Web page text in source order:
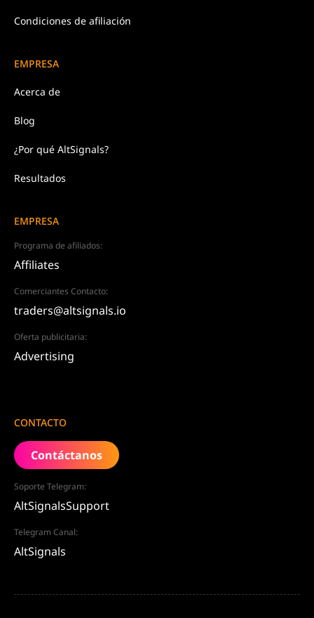
Condiciones de afiliación
EMPRESA
Acerca de
Blog
¿Por qué AltSignals?
Resultados
EMPRESA
Programa de afiliados:
Affiliates
Comerciantes Contacto:
traders@altsignals.io
Oferta publicitaria:
Advertising
CONTACTO
Contáctanos
Soporte Telegram:
AltSignalsSupport
Telegram Canal:
AltSignals